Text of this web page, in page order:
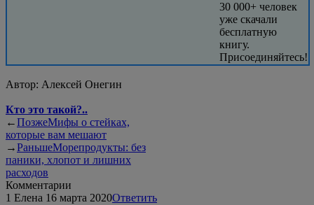
30 000+ человек
уже скачали
бесплатную
книгу.
Присоединяйтесь!
Автор: Алексей Онегин
Кто это такой?..
←ПозжеМифы о стейках,
которые вам мешают
→РаньшеМорепродукты: без
паники, хлопот и лишних
расходов
Комментарии
1 Елена 16 марта 2020Ответить